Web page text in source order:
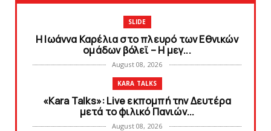
SLIDE
Η Ιωάννα Καρέλια στο πλευρό των Εθνικών
ομάδων βόλεϊ – H μεγ...
August 08, 2026
KARA TALKS
«Kara Talks»: Live εκπομπή την Δευτέρα
μετά το φιλικό Πανιών...
August 08, 2026